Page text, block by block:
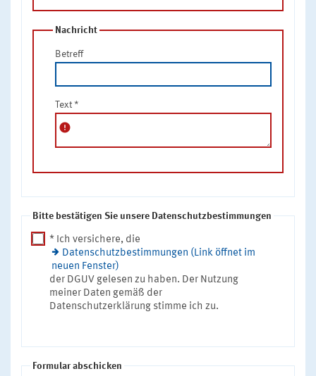
Nachricht
Betreff
Text *
error
Bitte bestätigen Sie unsere Datenschutzbestimmungen
* Ich versichere, die
Datenschutzbestimmungen (Link öffnet im
neuen Fenster)
der DGUV gelesen zu haben. Der Nutzung
meiner Daten gemäß der
Datenschutzerklärung stimme ich zu.
Formular abschicken